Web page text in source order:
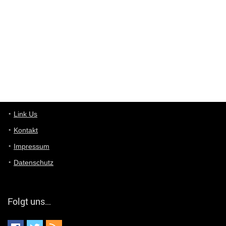
Günni
Link Us
Kontakt
Impressum
Datenschutz
Folgt uns…